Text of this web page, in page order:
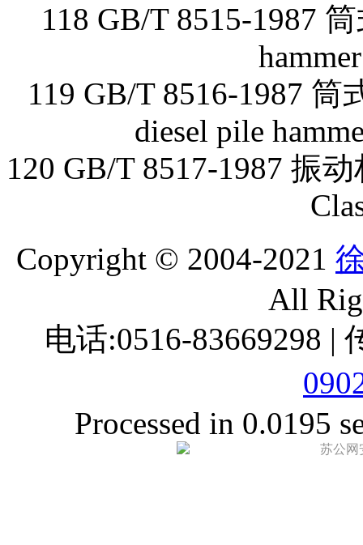
118 GB/T 8515-1987
119 GB/T 8516-1987
diesel pile
120 GB/T 8517-1987 振
Copyright © 2004-2021
All
电话:0516-83669298 |
Processed in 0.0195
苏公网